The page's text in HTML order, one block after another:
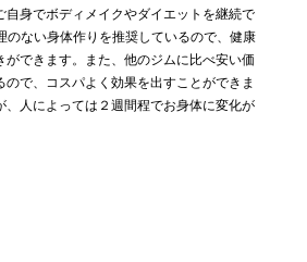
自身でボディメイクやダイエットを継続で
のない身体作りを推奨しているので、健康
ができます。また、他のジムに比べ安い価
で、コスパよく効果を出すことができま
、人によっては２週間程でお身体に変化が